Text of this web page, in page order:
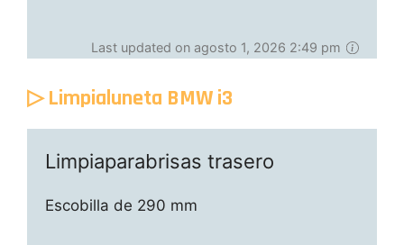
Last updated on agosto 1, 2026 2:49 pm
▷ Limpialuneta BMW i3
Limpiaparabrisas trasero
Escobilla de 290 mm